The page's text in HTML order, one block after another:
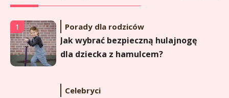
1 Porady dla rodziców
Jak wybrać bezpieczną hulajnogę
dla dziecka z hamulcem?
Celebryci